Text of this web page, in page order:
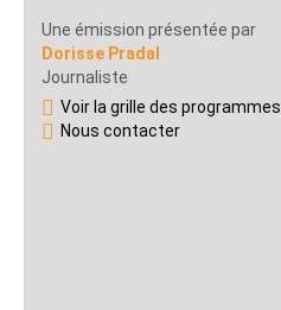
Une émission présentée par
Dorisse Pradal
Journaliste
Voir la grille des programmes
Nous contacter